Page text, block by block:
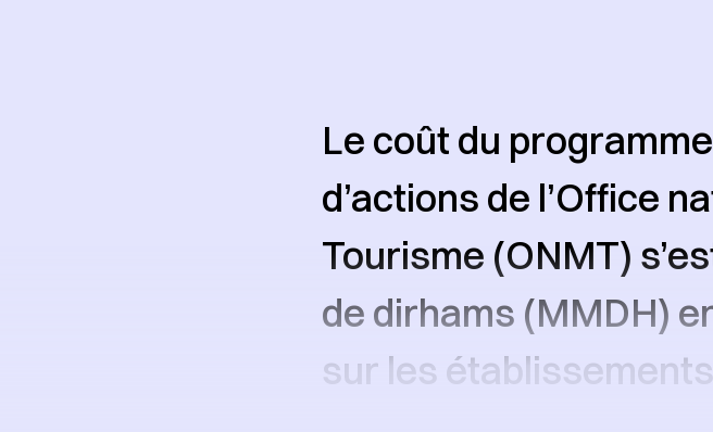
Le coût du
d’actions de l’Office
Tourisme (ONMT)
de dirhams (MMDH)
sur les établissements